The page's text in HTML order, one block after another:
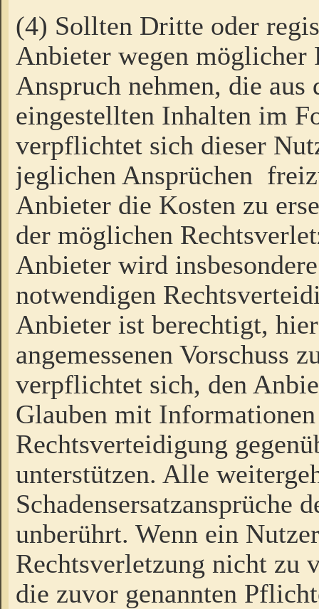
(4) Sollten Dritte oder
Anbieter wegen möglicher
Anspruch nehmen, die
eingestellten Inhalten im
verpflichtet sich dieser
jeglichen Ansprüchen
Anbieter die Kosten zu
der möglichen
Anbieter wird
notwendigen
Anbieter ist berechtigt,
angemessenen Vorschuss
verpflichtet sich, den
Glauben mit
Rechtsverteidigung
unterstützen. Alle
Schadensersatzansprüche
unberührt. Wenn ein
Rechtsverletzung nicht zu
die zuvor genannten